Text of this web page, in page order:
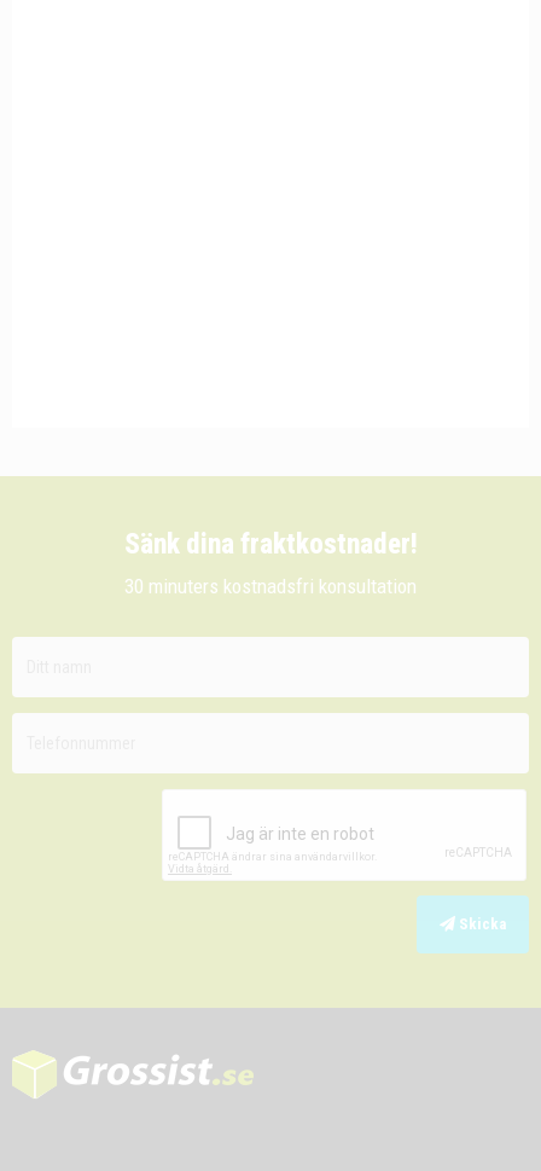
Sänk dina fraktkostnader!
30 minuters kostnadsfri konsultation
Skicka